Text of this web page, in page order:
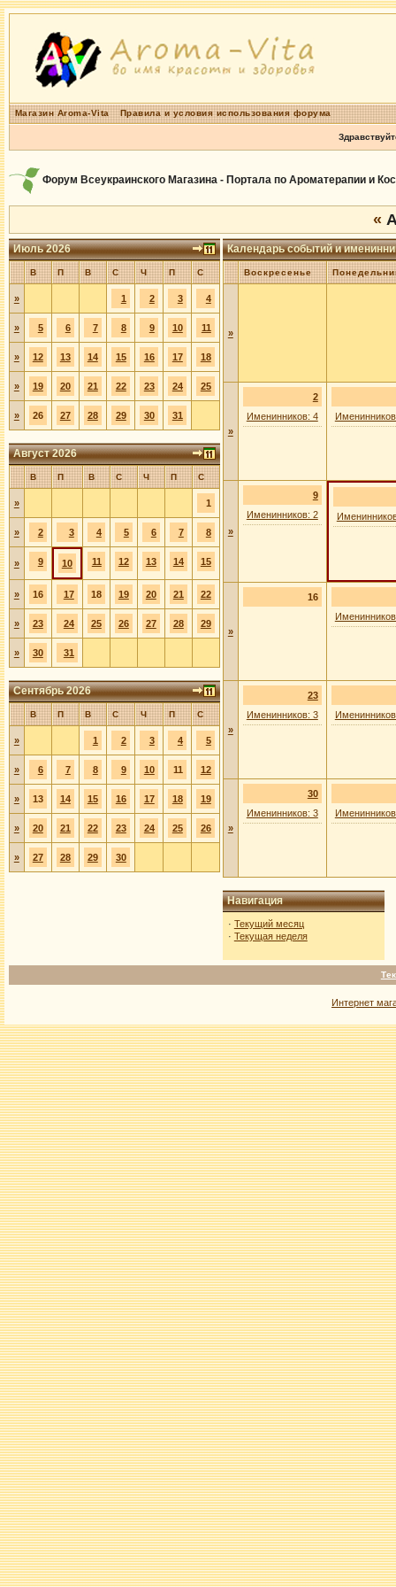
Магазин Aroma-Vita Правила и условия использования форума
Форум Всеукраинского Магазина - Портала по Ароматерапии и
«
Июль 2026
В П В С Ч П С
» 1 2 3 4
» 5 6 7 8 9 10 11
» 12 13 14 15 16 17 18
» 19 20 21 22 23 24 25
» 26 27 28 29 30 31
Август 2026
В П В С Ч П С
» 1
» 2 3 4 5 6 7 8
» 9 10 11 12 13 14 15
» 16 17 18 19 20 21 22
» 23 24 25 26 27 28 29
» 30 31
Сентябрь 2026
В П В С Ч П С
» 1 2 3 4 5
» 6 7 8 9 10 11 12
» 13 14 15 16 17 18 19
» 20 21 22 23 24 25 26
» 27 28 29 30
Календарь событий и
Воскресенье
»
»
2
Именинников: 4
»
9
Именинников: 2
»
16
»
23
Именинников: 3
»
30
Именинников: 3
Навигация
· Текущий месяц
· Текущая неделя
Интернет